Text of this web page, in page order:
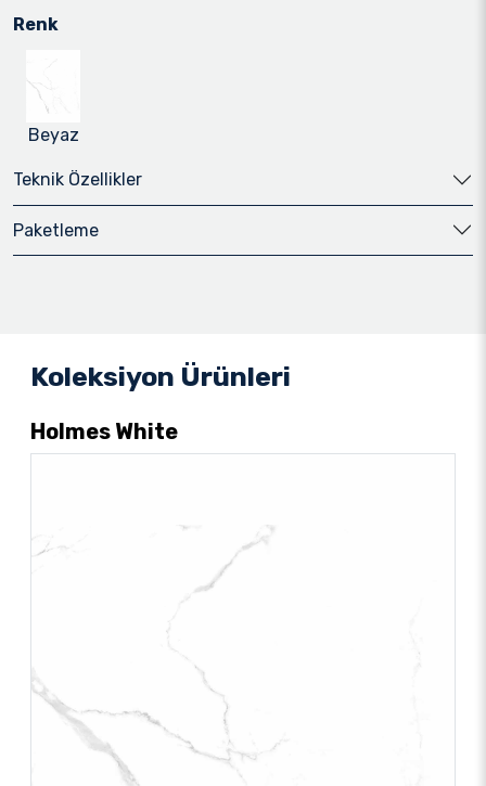
Renk
Beyaz
Teknik Özellikler
Paketleme
Koleksiyon Ürünleri
Holmes White